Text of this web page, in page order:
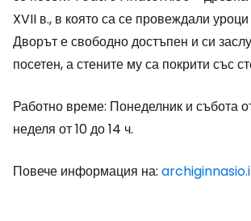
XVII в., в която са се провеждали
Дворът е свободно достъпен и си
посетен, а стените му са покрити със
Работно време: Понеделник и събота
неделя от 10 до 14 ч.
Повече информация на: